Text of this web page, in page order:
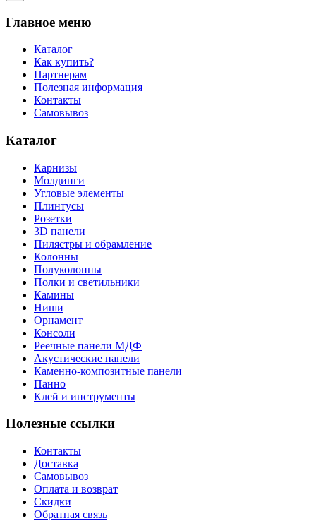
Главное меню
Каталог
Как купить?
Партнерам
Полезная информация
Контакты
Самовывоз
Каталог
Карнизы
Молдинги
Угловые элементы
Плинтусы
Розетки
3D панели
Пилястры и обрамление
Колонны
Полуколонны
Полки и светильники
Камины
Ниши
Орнамент
Консоли
Реечные панели МДФ
Акустические панели
Каменно-композитные панели
Панно
Клей и инструменты
Полезные ссылки
Контакты
Доставка
Самовывоз
Оплата и возврат
Скидки
Обратная связь